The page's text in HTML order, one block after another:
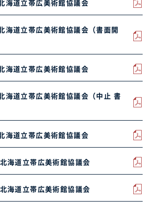
海道立帯広美術館協議会
海道立帯広美術館協議会（書面開
海道立帯広美術館協議会
海道立帯広美術館協議会（中止 書
海道立帯広美術館協議会
海道立帯広美術館協議会
海道立帯広美術館協議会